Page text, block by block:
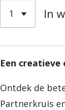
In
Een
Ontdek de
Partnerkruis